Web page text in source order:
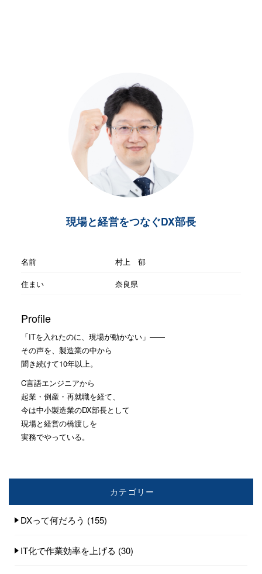
現場と経営をつなぐDX部長
名前
村上 郁
住まい
奈良県
Profile
「ITを入れたのに、現場が動かない」——
その声を、製造業の中から
聞き続けて10年以上。
C言語エンジニアから
起業・倒産・再就職を経て、
今は中小製造業のDX部長として
現場と経営の橋渡しを
実務でやっている。
カテゴリー
DXって何だろう (155)
IT化で作業効率を上げる (30)